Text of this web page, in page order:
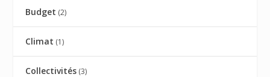
Budget (2)
Climat (1)
Collectivités (3)